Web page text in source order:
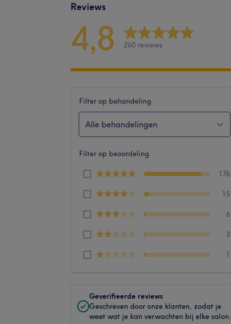
Reviews
4,8 260 reviews
Filter op behandeling
Alle behandelingen
Filter op beoordeling
176
15
6
3
1
Geverifieerde reviews
Geschreven door onze klanten, zodat je
weet wat je kan verwachten bij elke salon.